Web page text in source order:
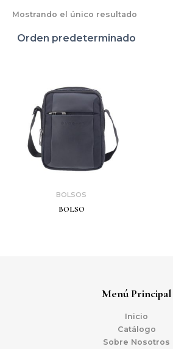
Mostrando el único resultado
BOLSOS
BOLSO
Menú Principal
Inicio
Catálogo
Sobre Nosotros